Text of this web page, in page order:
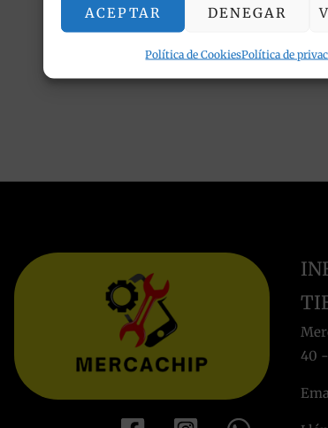
ACEPTAR DENEGAR
Política de CookiesPolítica de
40